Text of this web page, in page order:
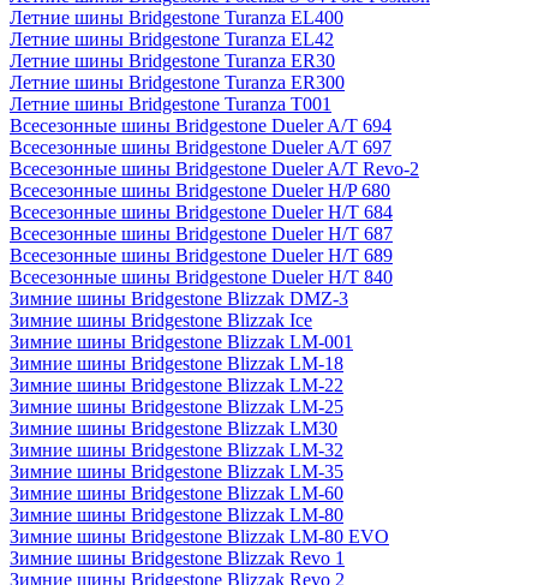
Летние шины Bridgestone Turanza EL400
Летние шины Bridgestone Turanza EL42
Летние шины Bridgestone Turanza ER30
Летние шины Bridgestone Turanza ER300
Летние шины Bridgestone Turanza T001
Всесезонные шины Bridgestone Dueler A/T 694
Всесезонные шины Bridgestone Dueler A/T 697
Всесезонные шины Bridgestone Dueler A/T Revo-2
Всесезонные шины Bridgestone Dueler H/P 680
Всесезонные шины Bridgestone Dueler H/T 684
Всесезонные шины Bridgestone Dueler H/T 687
Всесезонные шины Bridgestone Dueler H/T 689
Всесезонные шины Bridgestone Dueler H/T 840
Зимние шины Bridgestone Blizzak DMZ-3
Зимние шины Bridgestone Blizzak Ice
Зимние шины Bridgestone Blizzak LM-001
Зимние шины Bridgestone Blizzak LM-18
Зимние шины Bridgestone Blizzak LM-22
Зимние шины Bridgestone Blizzak LM-25
Зимние шины Bridgestone Blizzak LM30
Зимние шины Bridgestone Blizzak LM-32
Зимние шины Bridgestone Blizzak LM-35
Зимние шины Bridgestone Blizzak LM-60
Зимние шины Bridgestone Blizzak LM-80
Зимние шины Bridgestone Blizzak LM-80 EVO
Зимние шины Bridgestone Blizzak Revo 1
Зимние шины Bridgestone Blizzak Revo 2